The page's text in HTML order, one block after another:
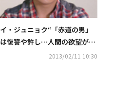
イ・ジュニョク“「赤道の男」
は復讐や許し…人間の欲望が描
2013/02/11 10:30